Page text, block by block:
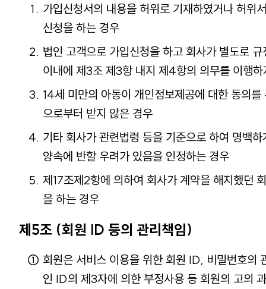
가입신청서의 내용을 허위로 기재하였거나 허위
신청을 하는 경우
법인 고객으로 가입신청을 하고 회사가 별도로
이내에 제3조 제3항 내지 제4항의 의무를 이행
14세 미만의 아동이 개인정보제공에 대한 동의를
으로부터 받지 않은 경우
기타 회사가 관련법령 등을 기준으로 하여 명백
양속에 반할 우려가 있음을 인정하는 경우
제17조제2항에 의하여 회사가 계약을 해지했던
을 하는 경우
제5조 (회원 ID 등의 관리책임)
회원은 서비스 이용을 위한 회원 ID, 비밀번호의
인 ID의 제3자에 의한 부정사용 등 회원의 고의